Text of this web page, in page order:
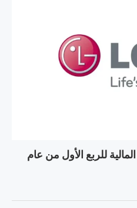
للربع الأول من عام